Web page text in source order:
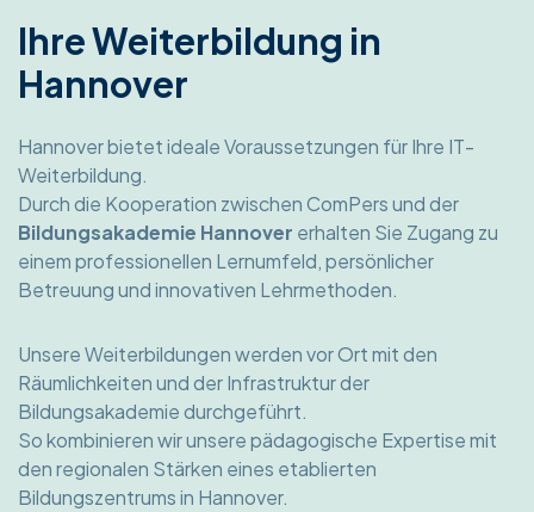
Ihre Weiterbildung in
Hannover
Hannover bietet ideale Voraussetzungen für Ihre IT-
Weiterbildung.
Durch die Kooperation zwischen ComPers und der
Bildungsakademie Hannover erhalten Sie Zugang zu
einem professionellen Lernumfeld, persönlicher
Betreuung und innovativen Lehrmethoden.
Unsere Weiterbildungen werden vor Ort mit den
Räumlichkeiten und der Infrastruktur der
Bildungsakademie durchgeführt.
So kombinieren wir unsere pädagogische Expertise mit
den regionalen Stärken eines etablierten
Bildungszentrums in Hannover.